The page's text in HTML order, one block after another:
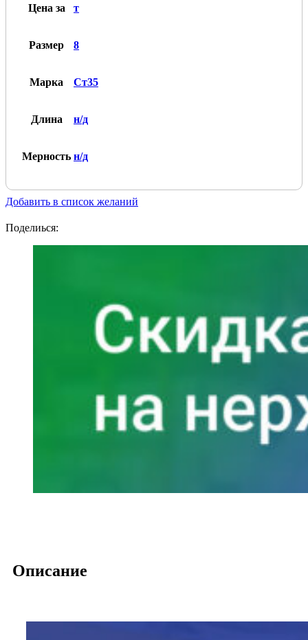
Ст35
Цена за т
Размер 8
Марка Ст35
Длина н/д
Мерность н/д
Добавить в список желаний
Поделиься:
Описание